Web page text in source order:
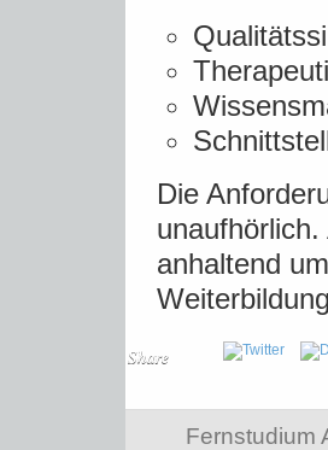
Die
anhaltend
Share
Fernstudium